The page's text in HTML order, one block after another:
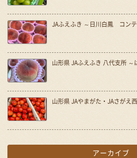
JAふえふき ～日川白鳳 コン
山形県 JAふえふき 八代支所 ～
山形県 JAやまがた・JAさが
アーカイブ